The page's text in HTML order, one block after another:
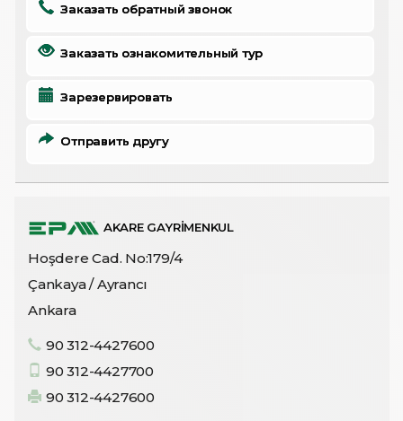
Заказать обратный звонок
Заказать ознакомительный тур
Зарезервировать
Отправить другу
AKARE GAYRİMENKUL
Hoşdere Cad. No:179/4
Çankaya / Ayrancı
Ankara
90 312-4427600
90 312-4427700
90 312-4427600